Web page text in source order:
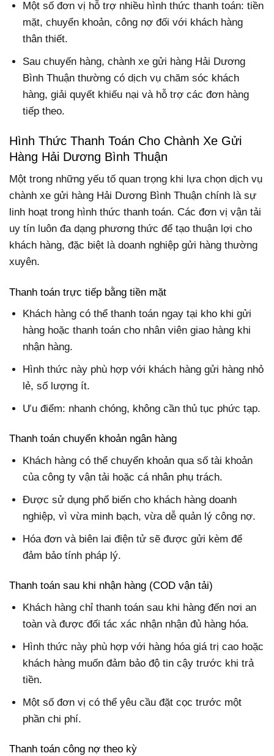
Một số đơn vị hỗ trợ nhiều hình thức thanh toán: tiền
mặt, chuyển khoản, công nợ đối với khách hàng
thân thiết.
Sau chuyến hàng, chành xe gửi hàng Hải Dương
Bình Thuận thường có dịch vụ chăm sóc khách
hàng, giải quyết khiếu nại và hỗ trợ các đơn hàng
tiếp theo.
Hình Thức Thanh Toán Cho Chành Xe Gửi
Hàng Hải Dương Bình Thuận
Một trong những yếu tố quan trọng khi lựa chọn dịch vụ
chành xe gửi hàng Hải Dương Bình Thuận chính là sự
linh hoạt trong hình thức thanh toán. Các đơn vị vận tải
uy tín luôn đa dạng phương thức để tạo thuận lợi cho
khách hàng, đặc biệt là doanh nghiệp gửi hàng thường
xuyên.
Thanh toán trực tiếp bằng tiền mặt
Khách hàng có thể thanh toán ngay tại kho khi gửi
hàng hoặc thanh toán cho nhân viên giao hàng khi
nhận hàng.
Hình thức này phù hợp với khách hàng gửi hàng nhỏ
lẻ, số lượng ít.
Ưu điểm: nhanh chóng, không cần thủ tục phức tạp.
Thanh toán chuyển khoản ngân hàng
Khách hàng có thể chuyển khoản qua số tài khoản
của công ty vận tải hoặc cá nhân phụ trách.
Được sử dụng phổ biến cho khách hàng doanh
nghiệp, vì vừa minh bạch, vừa dễ quản lý công nợ.
Hóa đơn và biên lai điện tử sẽ được gửi kèm để
đảm bảo tính pháp lý.
Thanh toán sau khi nhận hàng (COD vận tải)
Khách hàng chỉ thanh toán sau khi hàng đến nơi an
toàn và được đối tác xác nhận nhận đủ hàng hóa.
Hình thức này phù hợp với hàng hóa giá trị cao hoặc
khách hàng muốn đảm bảo độ tin cậy trước khi trả
tiền.
Một số đơn vị có thể yêu cầu đặt cọc trước một
phần chi phí.
Thanh toán công nợ theo kỳ